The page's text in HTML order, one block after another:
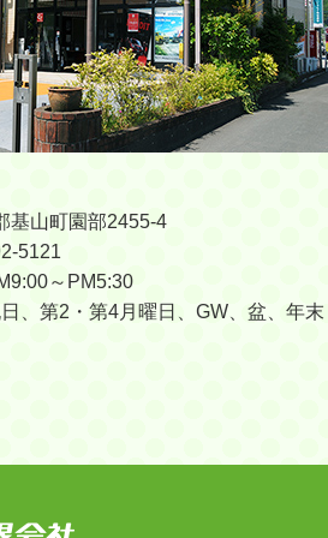
基山町園部2455-4
5121
～PM5:30
、第2・第4月曜日、GW、盆、年末